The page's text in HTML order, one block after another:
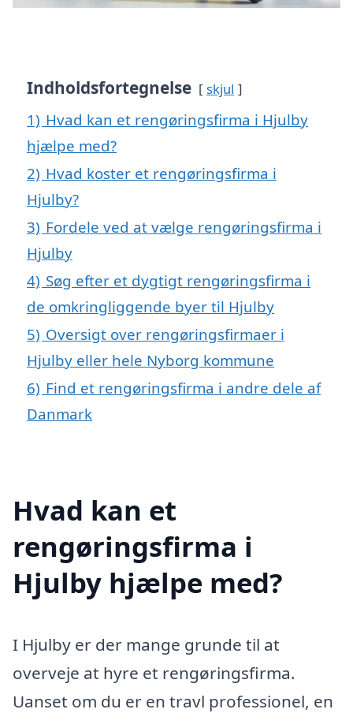
Indholdsfortegnelse skjul
1) Hvad kan et rengøringsfirma i Hjulby
hjælpe med?
2) Hvad koster et rengøringsfirma i
Hjulby?
3) Fordele ved at vælge rengøringsfirma i
Hjulby
4) Søg efter et dygtigt rengøringsfirma i
de omkringliggende byer til Hjulby
5) Oversigt over rengøringsfirmaer i
Hjulby eller hele Nyborg kommune
6) Find et rengøringsfirma i andre dele af
Danmark
Hvad kan et
rengøringsfirma i
Hjulby hjælpe med?
I Hjulby er der mange grunde til at
overveje at hyre et rengøringsfirma.
Uanset om du er en travl professionel, en